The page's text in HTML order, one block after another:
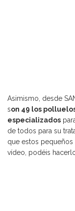
Asimismo, desde
son 49 los
especializados
de todos para su
que estos
vídeo, podéis